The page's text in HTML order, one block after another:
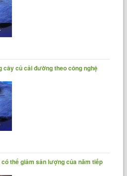
cây củ cải đường theo công nghệ
thể giảm sản lượng của năm tiếp